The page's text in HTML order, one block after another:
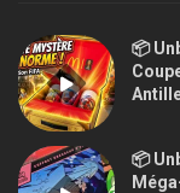
📦
📦